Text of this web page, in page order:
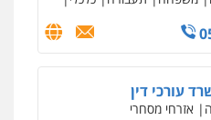
עורכי דין
אזרחי מסחרי